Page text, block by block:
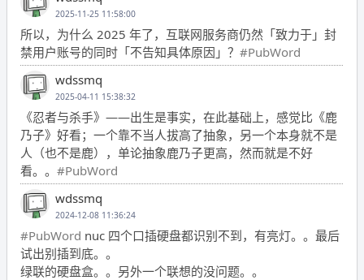
2025-11-25 11:58:00
所以，为什么 2025 年了，互联网服务商仍然「致力于」封
禁用户账号的同时「不告知具体原因」？ #PubWord
wdssmq
2025-04-11 15:38:32
《忍者与杀手》——出生是事实，在此基础上，感觉比《鹿
乃子》好看；一个靠不当人拔高了抽象，另一个本身就不是
人（也不是鹿），单论抽象鹿乃子更高，然而就是不好
看。。 #PubWord
wdssmq
2024-12-08 11:36:24
#PubWord nuc 四个口插硬盘都识别不到，有亮灯。。最后
试出别插到底。。
绿联的硬盘盒。。另外一个联想的没问题。。